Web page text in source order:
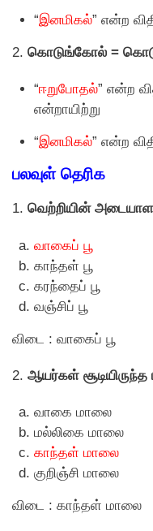
“இனமிகல்” என்ற
2. கொடுங்கோல் =
“ஈறுபோதல்” என்ற
என்றாயிற்று
“இனமிகல்” என்ற
பலவுள் தெரிக
1. வெற்றியின்
வாகைப் பூ
காந்தள் பூ
கரந்தைப் பூ
வஞ்சிப் பூ
விடை : வாகைப் பூ
2. ஆயர்கள்
வாகை மாலை
மல்லிகை மாலை
காந்தள் மாலை
குறிஞ்சி மாலை
விடை : காந்தள் மாலை